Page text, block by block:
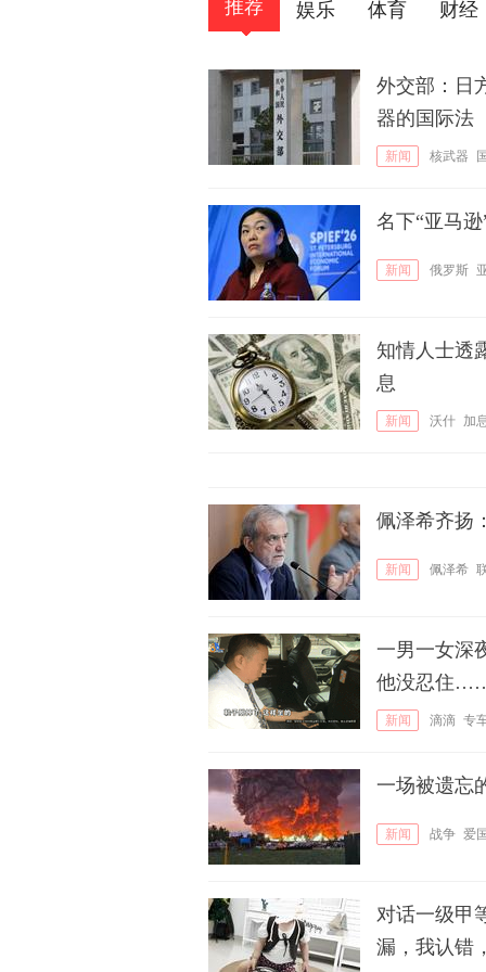
推荐 娱乐 体育 财经
外交部：日
器的国际法
新闻 核武器
名下“亚马
新闻 俄罗斯
知情人士透
息
新闻 沃什 加
佩泽希齐扬
新闻 佩泽希
一男一女深
他没忍住
新闻 滴滴 专
一场被遗忘
新闻 战争 爱
对话一级甲
漏，我认错